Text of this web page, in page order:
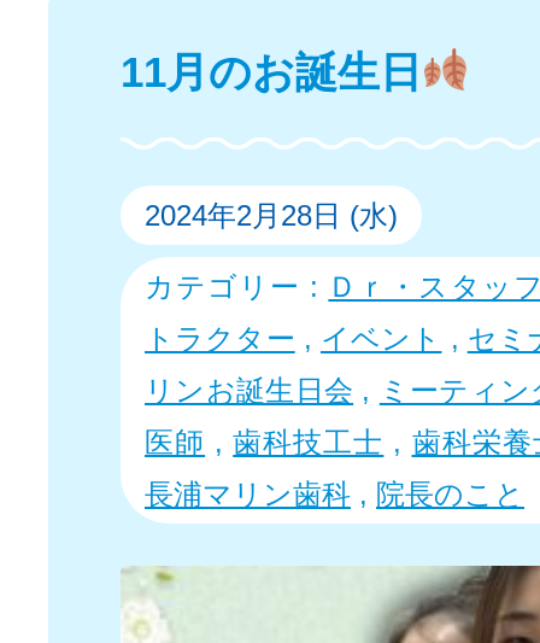
11月のお誕生日
2024年2月28日 (水)
カテゴリー : Ｄｒ・スタッ
トラクター , イベント , セミ
リンお誕生日会 , ミーティン
医師 ,歯科技工士 , 歯科栄養
長浦マリン歯科 , 院長のこと